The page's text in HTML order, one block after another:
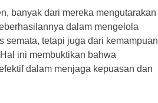
banyak dari mereka mengutarakan
dalam mengelola
semata, tetapi juga dari kemampuan
ini membuktikan bahwa
dalam menjaga kepuasan dan